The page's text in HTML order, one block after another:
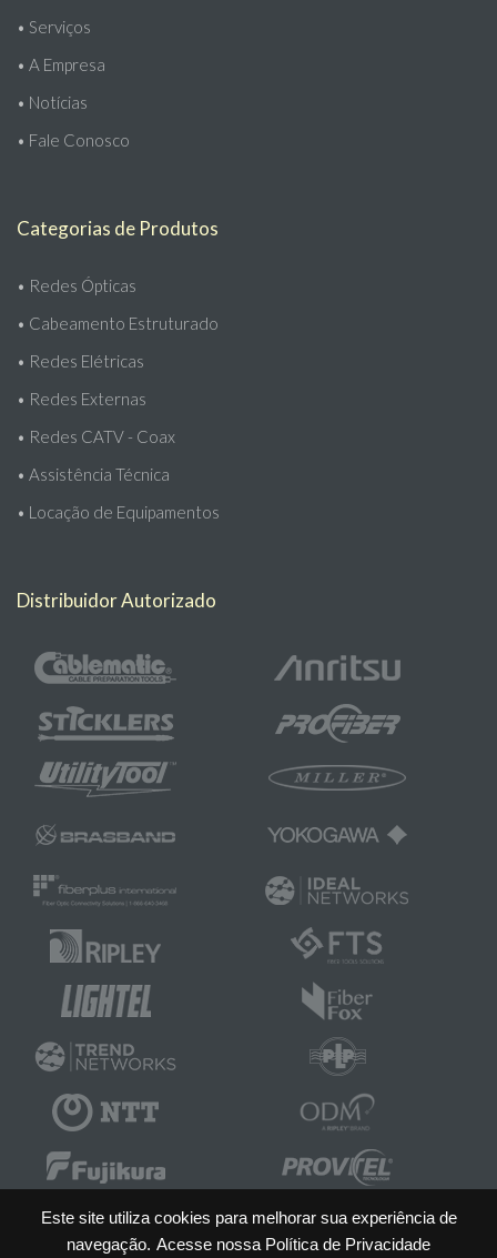
Este site utiliza cookies para melhorar sua experiência de
navegação. Acesse nossa Política de Privacidade
• Serviços
• A Empresa
• Notícias
• Fale Conosco
Categorias de Produtos
• Redes Ópticas
• Cabeamento Estruturado
• Redes Elétricas
• Redes Externas
• Redes CATV - Coax
• Assistência Técnica
• Locação de Equipamentos
Distribuidor Autorizado
PROVITEL Telecomunicações e Eletricidade LTDA